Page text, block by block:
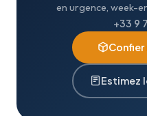
en urgence, week-
+33 9
Estimez